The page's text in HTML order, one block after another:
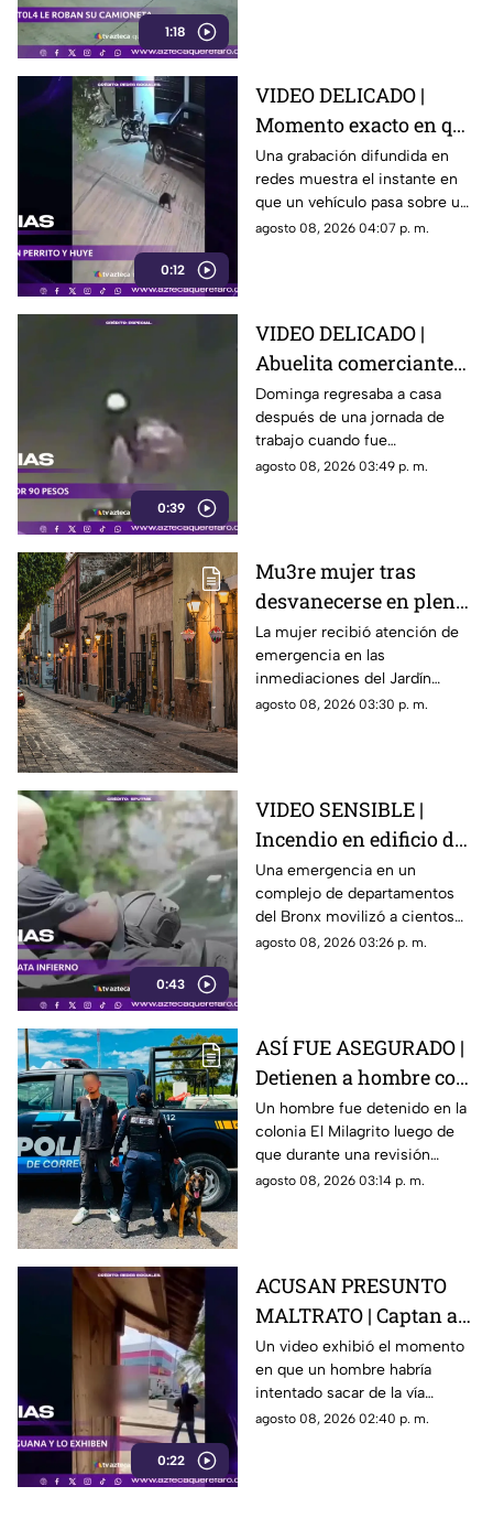
1:18
0:12
VIDEO DELICADO |
Momento exacto en que
camioneta atropella a
un perro y conductor
escapa
Una grabación difundida en
redes muestra el instante en
que un vehículo pasa sobre un
perro y continúa su camino sin
agosto 08, 2026 04:07 p. m.
0:39
VIDEO DELICADO |
Abuelita comerciante
es as3sin4da en Puebla
por 90 pesos
Dominga regresaba a casa
después de una jornada de
trabajo cuando fue
interceptada por un hombre
agosto 08, 2026 03:49 p. m.
Mu3re mujer tras
desvanecerse en plena
vía pública en el Centro
Histórico de Querétaro
La mujer recibió atención de
emergencia en las
inmediaciones del Jardín
Corregidora, pero los
agosto 08, 2026 03:30 p. m.
0:43
VIDEO SENSIBLE |
Incendio en edificio de
Nueva York deja un
mu3rto y 14 heridos
Una emergencia en un
complejo de departamentos
del Bronx movilizó a cientos
de bomberos y dejó víctimas
agosto 08, 2026 03:26 p. m.
ASÍ FUE ASEGURADO |
Detienen a hombre con
un arma artesanal y
llaves limadas
Un hombre fue detenido en la
colonia El Milagrito luego de
que durante una revisión
preventiva le encontraran un
agosto 08, 2026 03:14 p. m.
0:22
ACUSAN PRESUNTO
MALTRATO | Captan a
repartidor cuando
intenta llevarse una
iguana verde
Un video exhibió el momento
en que un hombre habría
intentado sacar de la vía
pública a una iguana para
agosto 08, 2026 02:40 p. m.